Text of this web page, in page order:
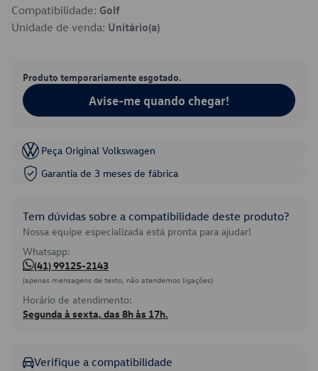
Compatibilidade: Golf
Unidade de venda: Unitário(a)
Produto temporariamente esgotado.
Avise-me quando chegar!
Peça Original Volkswagen
Garantia de 3 meses de fábrica
Tem dúvidas sobre a compatibilidade deste produto?
Nossa equipe especializada está pronta para ajudar!
Whatsapp:
(41) 99125-2143
(apenas mensagens de texto, não atendemos ligações)
Horário de atendimento:
Segunda à sexta, das 8h às 17h.
Verifique a compatibilidade